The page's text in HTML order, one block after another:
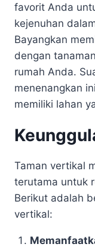
favorit Anda
kejenuhan
Bayangkan
dengan
rumah Anda.
menenangkan
memiliki lahan
Taman vertikal
terutama untuk
Berikut adalah
vertikal: